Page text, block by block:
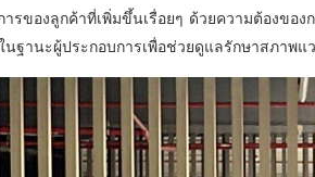
ารของลูกค้าที่เพิ่มขึ้นเรื่อยๆ ด้วยความต้องข
ฐานะผู้ประกอบการเพื่อช่วยดูแลรักษาสภาพแ